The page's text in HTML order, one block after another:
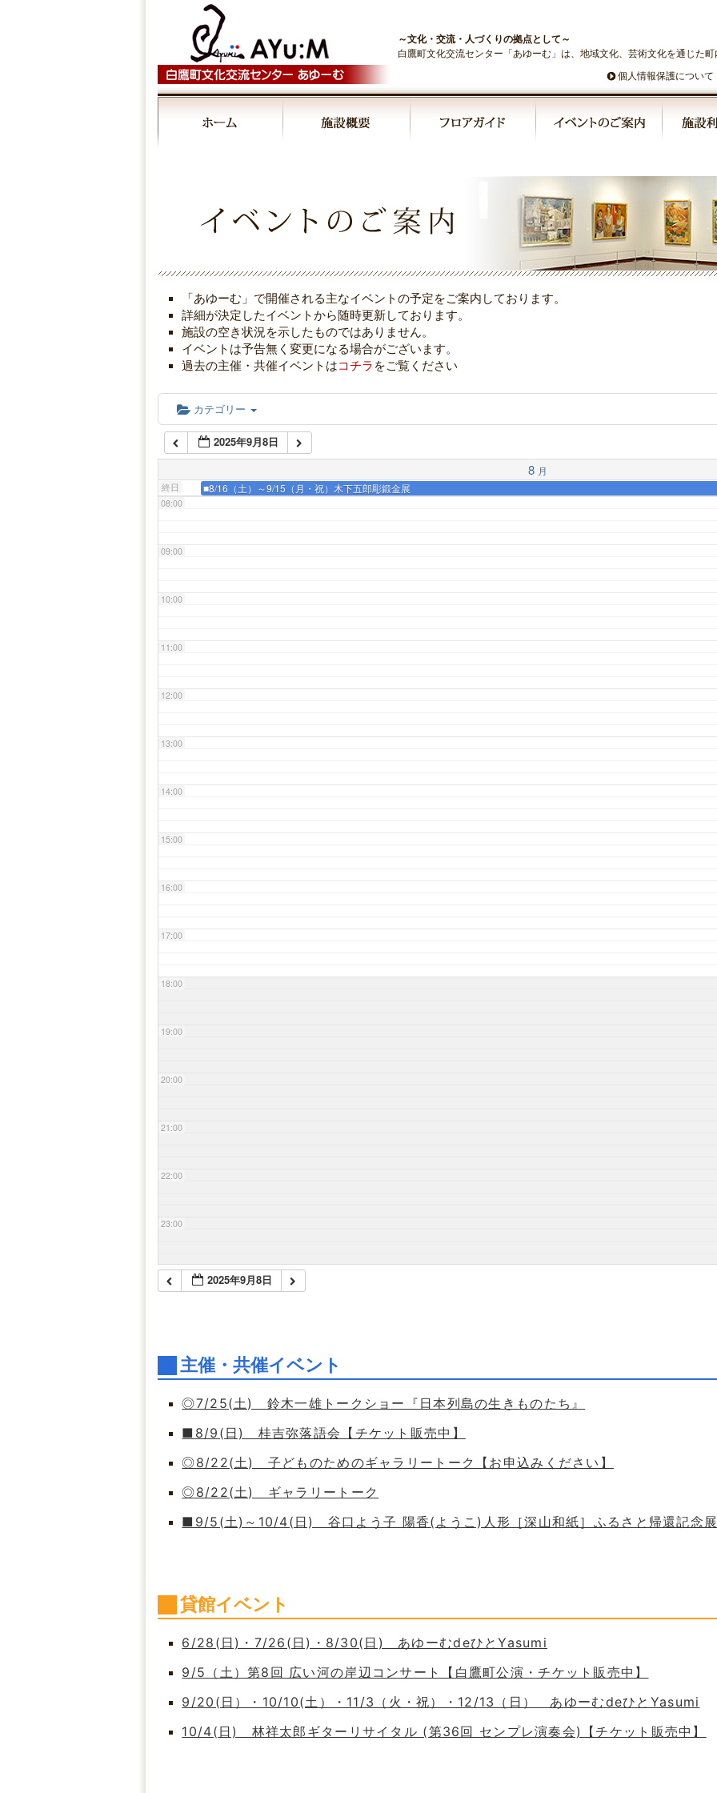
～文化・交流・人づくりの拠点として～
白鷹町文化交流センター「あゆーむ」は、地域文化、芸術文化を通じた
個人情報保護について
「あゆーむ」で開催される主なイベントの予定をご案内しております。
詳細が決定したイベントから随時更新しております。
施設の空き状況を示したものではありません。
イベントは予告無く変更になる場合がございます。
過去の主催・共催イベントはコチラ をご覧ください
カテゴリー
2025年9月8日
8 月
終日 ■8/16（土）～9/15（月・祝）木下五郎彫鍛金展
04:00
06:00
07:00
08:00
09:00
10:00
11:00
12:00
13:00
14:00
15:00
16:00
17:00
18:00
19:00
20:00
21:00
22:00
23:00
2025年9月8日
主催・共催イベント
◎7/25(土) 鈴木一雄トークショー『日本列島の生きものたち』
■8/9(日) 桂吉弥落語会【チケット販売中】
◎8/22(土) 子どものためのギャラリートーク【お申込みください】
◎8/22(土) ギャラリートーク
■9/5(土)～10/4(日) 谷口よう子 陽香(ようこ)人形［深山和紙］ふるさと帰還記念
貸館イベント
6/28(日)・7/26(日)・8/30(日) あゆーむdeひとYasumi
9/5（土）第8回 広い河の岸辺コンサート【白鷹町公演・チケット販売中】
9/20(日）・10/10(土）・11/3（火・祝）・12/13（日） あゆーむdeひとYasumi
10/4(日) 林祥太郎ギターリサイタル (第36回 センプレ演奏会)【チケット販売中】